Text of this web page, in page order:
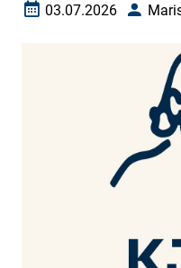
Loomise kuupäev
03.07.2026 Autor